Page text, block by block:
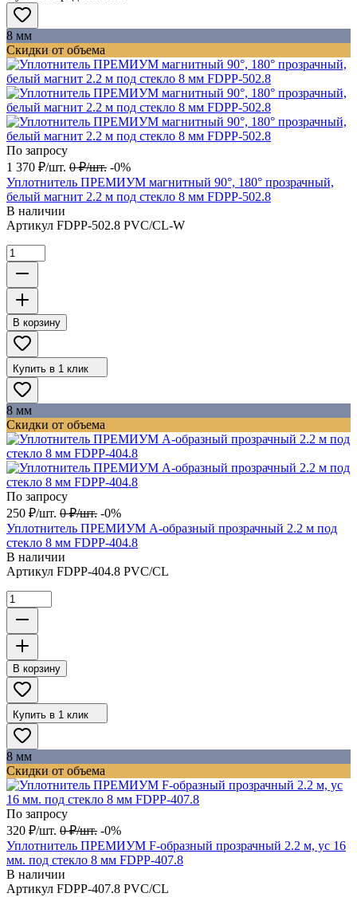
8 мм
Скидки от объема
По запросу
1 370 ₽/шт. 0 ₽/шт. -0%
Уплотнитель ПРЕМИУМ магнитный 90°, 180° прозрачный,
белый магнит 2.2 м под стекло 8 мм FDPP-502.8
В наличии
Артикул FDPP-502.8 PVC/CL-W
В корзину
Купить в 1 клик
8 мм
Скидки от объема
По запросу
250 ₽/шт. 0 ₽/шт. -0%
Уплотнитель ПРЕМИУМ А-образный прозрачный 2.2 м под
стекло 8 мм FDPP-404.8
В наличии
Артикул FDPP-404.8 PVC/CL
В корзину
Купить в 1 клик
8 мм
Скидки от объема
По запросу
320 ₽/шт. 0 ₽/шт. -0%
Уплотнитель ПРЕМИУМ F-образный прозрачный 2.2 м, ус 16
мм. под стекло 8 мм FDPP-407.8
В наличии
Артикул FDPP-407.8 PVC/CL